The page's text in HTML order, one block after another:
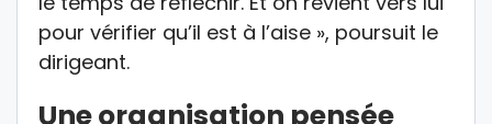
pour vérifier qu’il est à l’aise », poursuit le
dirigeant.
Une organisation pensée